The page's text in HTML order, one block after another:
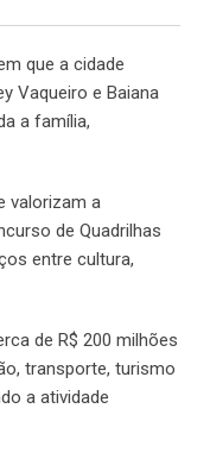
que a cidade
Vaqueiro e Baiana
a família,
valorizam a
de Quadrilhas
entre cultura,
de R$ 200 milhões
transporte, turismo
a atividade